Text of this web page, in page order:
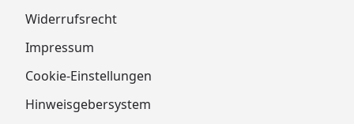
Widerrufsrecht
Impressum
Cookie-Einstellungen
Hinweisgebersystem